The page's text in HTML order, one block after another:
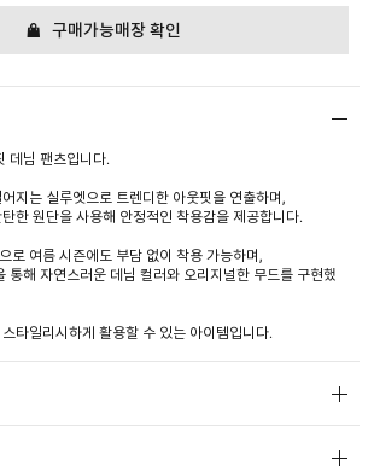
구매가능매장 확인
데님 팬츠입니다.
지는 실루엣으로 트렌디한 아웃핏을 연출하며,
한 원단을 사용해 안정적인 착용감을 제공합니다.
로 여름 시즌에도 부담 없이 착용 가능하며,
통해 자연스러운 데님 컬러와 오리지널한 무드를 구현했
타일리시하게 활용할 수 있는 아이템입니다.